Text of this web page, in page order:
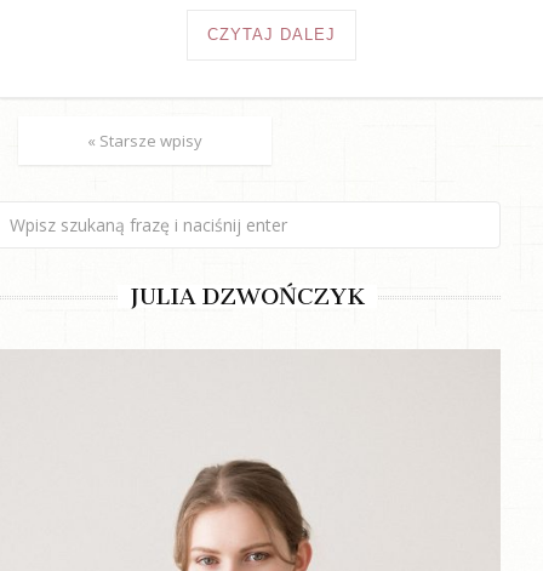
CZYTAJ DALEJ
« Starsze wpisy
JULIA DZWOŃCZYK